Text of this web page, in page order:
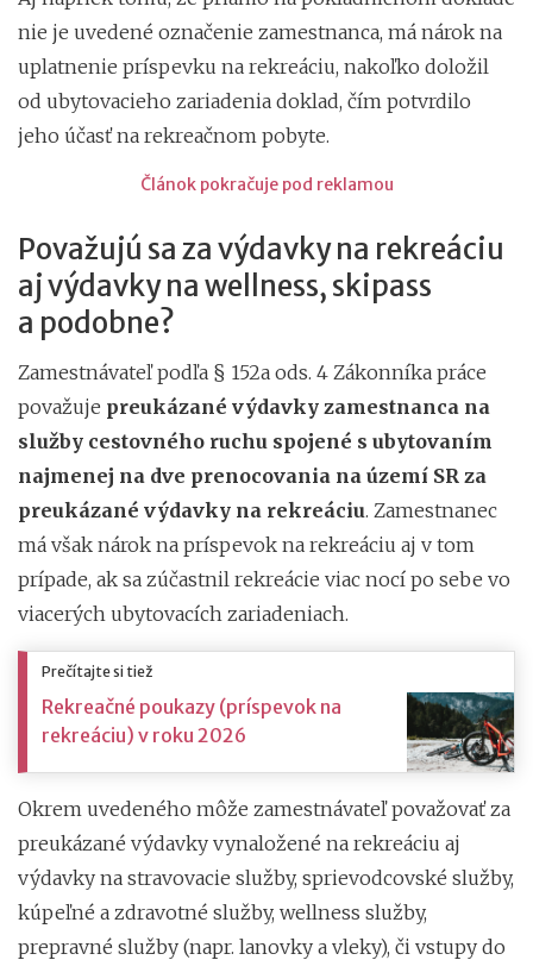
nie je uvedené označenie zamestnanca, má nárok na
uplatnenie príspevku na rekreáciu, nakoľko doložil
od ubytovacieho zariadenia doklad, čím potvrdilo
jeho účasť na rekreačnom pobyte.
Článok pokračuje pod reklamou
Považujú sa za výdavky na rekreáciu
aj výdavky na wellness, skipass
a podobne?
Zamestnávateľ podľa § 152a ods. 4 Zákonníka práce
považuje preukázané výdavky zamestnanca na
služby cestovného ruchu spojené s ubytovaním
najmenej na dve prenocovania na území SR za
preukázané výdavky na rekreáciu. Zamestnanec
má však nárok na príspevok na rekreáciu aj v tom
prípade, ak sa zúčastnil rekreácie viac nocí po sebe vo
viacerých ubytovacích zariadeniach.
Prečítajte si tiež
Rekreačné poukazy (príspevok na
rekreáciu) v roku 2026
Okrem uvedeného môže zamestnávateľ považovať za
preukázané výdavky vynaložené na rekreáciu aj
výdavky na stravovacie služby, sprievodcovské služby,
kúpeľné a zdravotné služby, wellness služby,
prepravné služby (napr. lanovky a vleky), či vstupy do